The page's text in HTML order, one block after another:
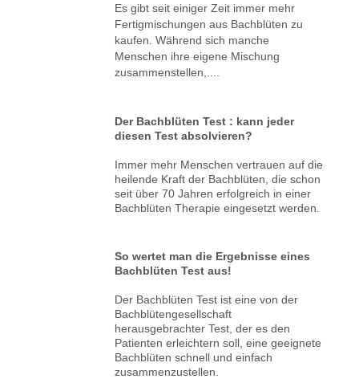
Es gibt seit einiger Zeit immer mehr
Fertigmischungen aus Bachblüten zu
kaufen. Während sich manche
Menschen ihre eigene Mischung
zusammenstellen,....
Der Bachblüten Test : kann jeder
diesen Test absolvieren?
Immer mehr Menschen vertrauen auf die
heilende Kraft der Bachblüten, die schon
seit über 70 Jahren erfolgreich in einer
Bachblüten Therapie eingesetzt werden.
So wertet man die Ergebnisse eines
Bachblüten Test aus!
Der Bachblüten Test ist eine von der
Bachblütengesellschaft
herausgebrachter Test, der es den
Patienten erleichtern soll, eine geeignete
Bachblüten schnell und einfach
zusammenzustellen.